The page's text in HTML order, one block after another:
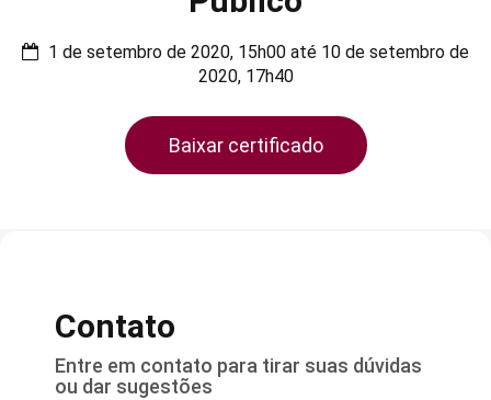
1 de setembro de 2020, 15h00 até 10 de setembro de
2020, 17h40
Baixar certificado
Contato
Entre em contato para tirar suas dúvidas
ou dar sugestões